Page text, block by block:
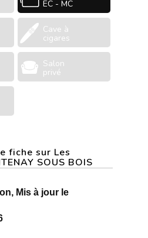
EC - MC
Cave à
cigares
Salon
privé
fiche sur Les
SOUS BOIS
Mis à jour le